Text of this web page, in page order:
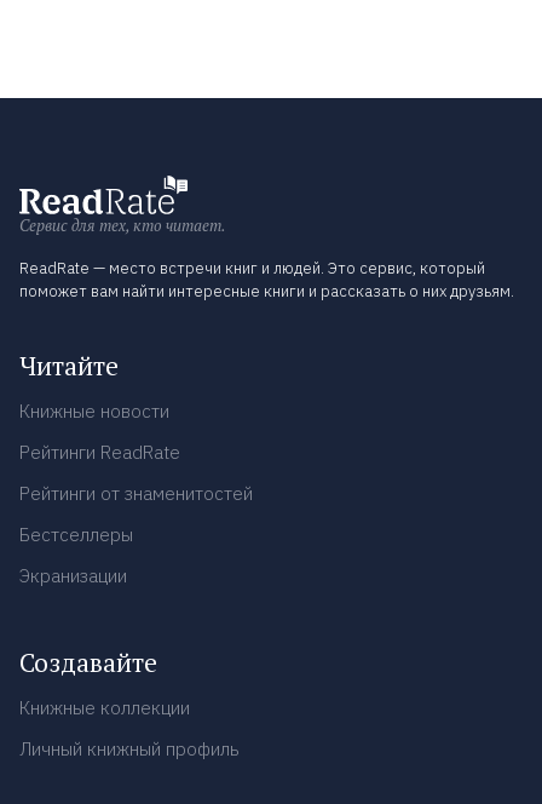
Сервис для тех, кто читает.
ReadRate — место встречи книг и людей. Это сервис, который
поможет вам найти интересные книги и рассказать о них друзьям.
Читайте
Книжные новости
Рейтинги ReadRate
Рейтинги от знаменитостей
Бестселлеры
Экранизации
Создавайте
Книжные коллекции
Личный книжный профиль